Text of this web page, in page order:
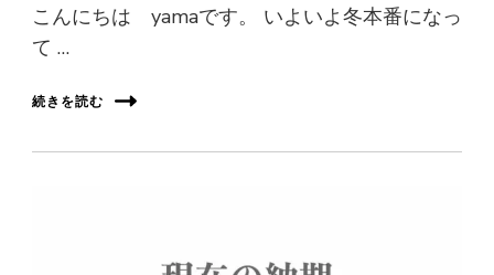
こんにちは yamaです。 いよいよ冬本番になっ
て …
続きを読む